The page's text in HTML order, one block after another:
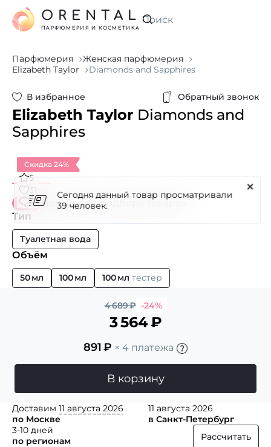
Искать
ORENTAL
ПАРФЮМЕРИЯ И КОСМЕТИКА
Парфюмерия
Женская парфюмерия
Elizabeth Taylor
Diamonds and Sapphires
В избранное Обратный звонок
Elizabeth Taylor Diamonds and
Sapphires
Скидка 24%
5
31
3
Сегодня данный товар просматривали
39 человек.
Новый вид подбора товаров
Тип
Туалетная вода
Объём
50 мл 100 мл 100 мл тестер
4 689₽ -24%
3 564₽
891₽ × 4 платежа
В корзину
Доставим 11 августа 2026
по Москве
11 августа 2026
в Санкт-Петербург
3-10 дней
по регионам
Рассчитать